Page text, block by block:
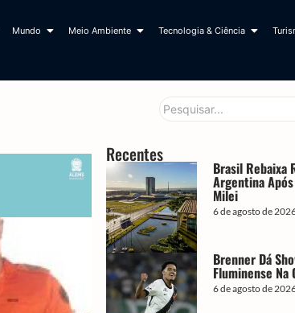
Mundo Meio Ambiente Tecnologia & Ciência
Recentes
Brasil Rebaixa
Argentina
Milei
6 de agosto de
Brenner Dá
Fluminense Na
6 de agosto de